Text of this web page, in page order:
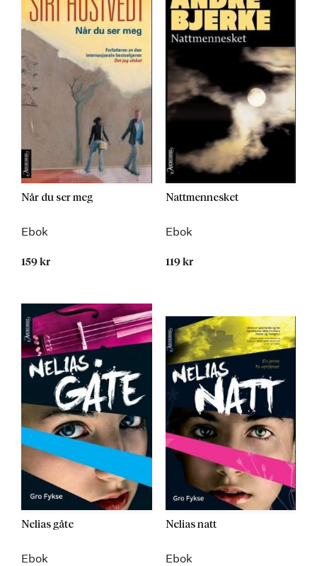
Når du ser meg
Ebok
159 kr
Nattmennesket
Ebok
119 kr
Nelias gåte
Ebok
Nelias natt
Ebok